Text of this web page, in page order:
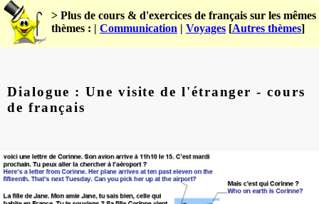
> Plus de cours & d'exercices de français sur les mêmes
thèmes : | Communication | Voyages [Autres thèmes]
Dialogue : Une visite de l'étranger - cours
de français